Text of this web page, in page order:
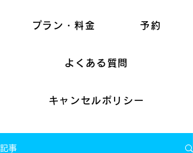
プラン・料金 予約
よくある質問
キャンセルポリシー
記事